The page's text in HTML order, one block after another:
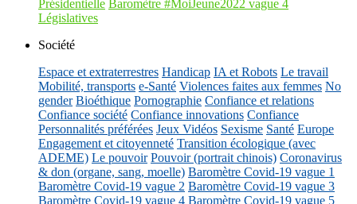
Présidentielle Baromètre #MoiJeune2022 vague 4
Législatives
Société
Espace et extraterrestres Handicap IA et Robots Le travail
Mobilité, transports e-Santé Violences faites aux femmes No
gender Bioéthique Pornographie Confiance et relations
Confiance société Confiance innovations Confiance
Personnalités préférées Jeux Vidéos Sexisme Santé Europe
Engagement et citoyenneté Transition écologique (avec
ADEME) Le pouvoir Pouvoir (portrait chinois) Coronavirus
& don (organe, sang, moelle) Baromètre Covid-19 vague 1
Baromètre Covid-19 vague 2 Baromètre Covid-19 vague 3
Baromètre Covid-19 vague 4 Baromètre Covid-19 vague 5